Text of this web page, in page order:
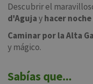
Descubrir el
d'Agujayhacer
Caminar por la Alta
y mágico.
Sabías que...